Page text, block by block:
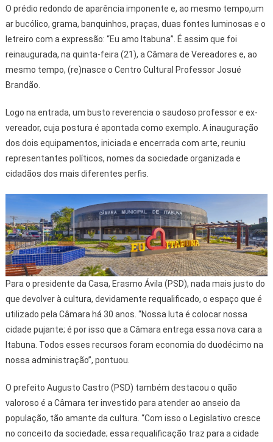
O prédio redondo de aparência imponente e, ao mesmo tempo,um
ar bucólico, grama, banquinhos, praças, duas fontes luminosas e o
letreiro com a expressão: “Eu amo Itabuna”. É assim que foi
reinaugurada, na quinta-feira (21), a Câmara de Vereadores e, ao
mesmo tempo, (re)nasce o Centro Cultural Professor Josué
Brandão.
Logo na entrada, um busto reverencia o saudoso professor e ex-
vereador, cuja postura é apontada como exemplo. A inauguração
dos dois equipamentos, iniciada e encerrada com arte, reuniu
representantes políticos, nomes da sociedade organizada e
cidadãos dos mais diferentes perfis.
Para o presidente da Casa, Erasmo Ávila (PSD), nada mais justo do
que devolver à cultura, devidamente requalificado, o espaço que é
utilizado pela Câmara há 30 anos. “Nossa luta é colocar nossa
cidade pujante; é por isso que a Câmara entrega essa nova cara a
Itabuna. Todos esses recursos foram economia do duodécimo na
nossa administração”, pontuou.
O prefeito Augusto Castro (PSD) também destacou o quão
valoroso é a Câmara ter investido para atender ao anseio da
população, tão amante da cultura. “Com isso o Legislativo cresce
no conceito da sociedade; essa requalificação traz para a cidade